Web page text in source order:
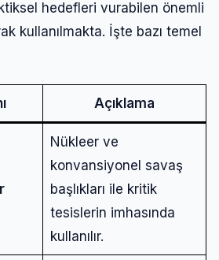
hedefleri vurabilen önemli
kullanılmakta. İşte bazı temel
Açıklama
Nükleer ve
konvansiyonel savaş
başlıkları ile kritik
tesislerin imhasında
kullanılır.